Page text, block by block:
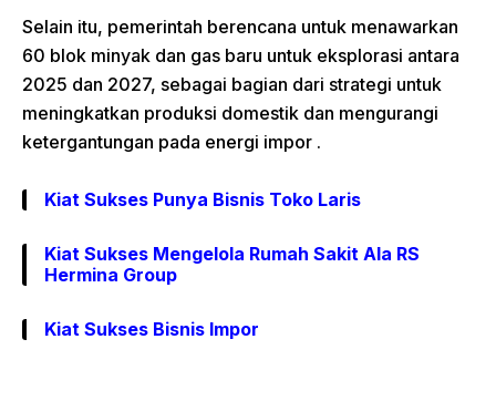
Selain itu, pemerintah berencana untuk menawarkan
60 blok minyak dan gas baru untuk eksplorasi antara
2025 dan 2027, sebagai bagian dari strategi untuk
meningkatkan produksi domestik dan mengurangi
ketergantungan pada energi impor .
Kiat Sukses Punya Bisnis Toko Laris
Kiat Sukses Mengelola Rumah Sakit Ala RS
Hermina Group
Kiat Sukses Bisnis Impor